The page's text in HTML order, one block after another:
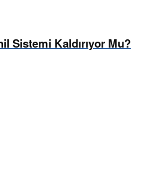
Sistemi Kaldırıyor Mu?